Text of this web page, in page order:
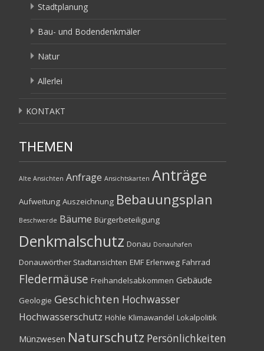
Stadtplanung
Bau- und Bodendenkmäler
Natur
Allerlei
KONTAKT
THEMEN
Alte Ansichten Anfrage Ansichtskarten Anträge
Aufweitung Auszeichnung Bebauungsplan
Beschwerde Bäume Bürgerbeteiligung
Denkmalschutz Donau Donauhafen
Donauwörther Stadtansichten EMF Erlenweg Fahrrad
Fledermäuse Freihandelsabkommen Gebäude
Geologie Geschichten Hochwasser
Hochwasserschutz Höhle Klimawandel Lokalpolitik
Münzwesen Naturschutz Persönlichkeiten